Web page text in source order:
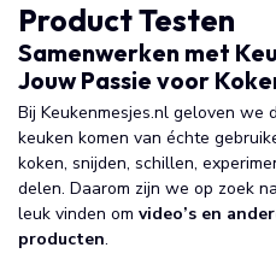
Product Testen
Samenwerken met
Jouw Passie voor
Bij Keukenmesjes.nl geloven we
keuken komen van échte
koken, snijden, schillen,
delen. Daarom zijn we op zoek
leuk vinden om video’s en
producten.